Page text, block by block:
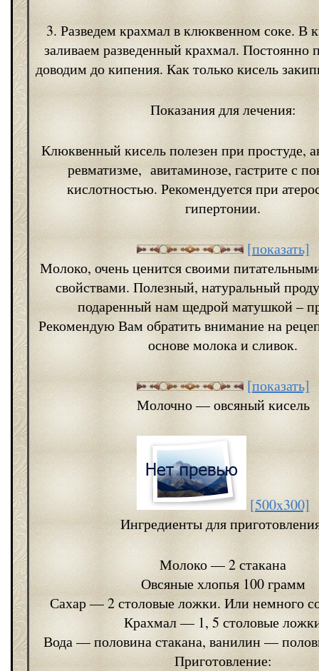
3. Разведем крахмал в клюквенном соке. В
заливаем разведенный крахмал.
доводим до кипения. Как только кисель
Показания для лечения:
Клюквенный кисель полезен при простуде,
ревматизме, авитаминозе, гастрите с
кислотностью. Рекомендуется при
гипертонии.
[показать]
Молоко, очень ценится своими
свойствами. Полезный, натуральный
подаренный нам щедрой матушкой –
Рекомендую Вам обратить внимание на
основе молока и сливок.
[показать]
Молочно — овсяный кисель
[500x300]
Ингредиенты для
Молоко — 2 стакана
Овсяные хлопья 100 грамм
Сахар — 2 столовые ложки. Или немного
Крахмал — 1, 5 столовые
Вода — половина стакана, ванилин —
Приготовление: